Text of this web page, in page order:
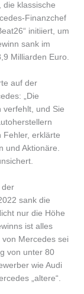
die klassische
Finanzchef
initiiert, um
sank im
Milliarden Euro.
auf der
„Die
verfehlt, und Sie
Fehler, erklärte
und Aktionäre.
der
sank die
nur die Höhe
ist alles
Mercedes sei
von unter 80
wie Audi
„altere“.